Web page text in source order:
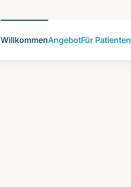
WillkommenAngebotFür Patienten